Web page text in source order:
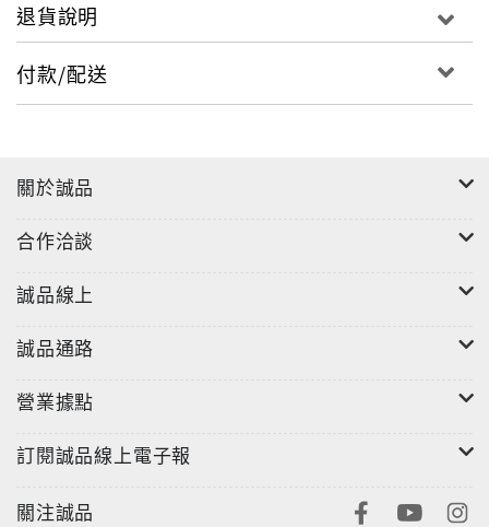
退貨說明
付款/配送
關於誠品
合作洽談
誠品線上
誠品通路
營業據點
訂閱誠品線上電子報
關注誠品